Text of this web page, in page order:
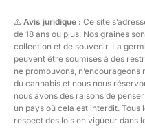
⚠️ Avis juridique : Ce site
de 18 ans ou plus. Nos graines
collection et de souvenir. La
peuvent être soumises à des
ne promouvons,
du cannabis et nous nous
nous avons des raisons de
un pays où cela est interdit.
respect des lois en vigueur dans